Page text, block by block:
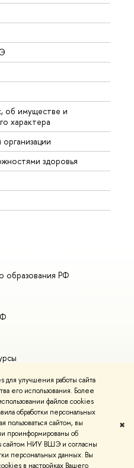
улучшения работы сайта
его использования. Более
файлов cookies
обработки персональных
пользоваться сайтом, вы
проинформированы об
сайтом НИУ ВШЭ и согласны
персональных данных. Вы
в настройках Вашего
✖
об имуществе и
характера
здоровья
образования РФ
технологий в НИУ ВШЭ